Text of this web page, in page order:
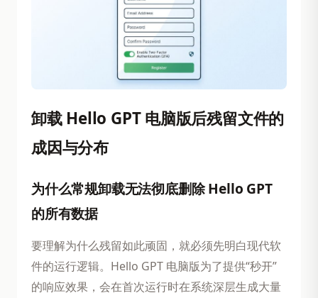
卸载 Hello GPT 电脑版后残留文件的
成因与分布
为什么常规卸载无法彻底删除 Hello GPT
的所有数据
要理解为什么残留如此顽固，就必须先明白现代软
件的运行逻辑。Hello GPT 电脑版为了提供“秒开”
的响应效果，会在首次运行时在系统深层生成大量